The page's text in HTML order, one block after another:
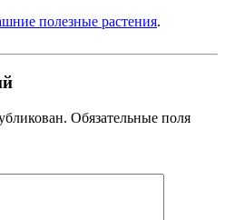
полезные растения.
Обязательные поля